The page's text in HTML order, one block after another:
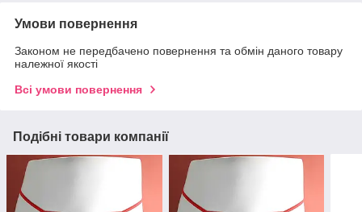
Умови повернення
Законом не передбачено повернення та обмін даного товару
належної якості
Всі умови повернення
Подібні товари компанії